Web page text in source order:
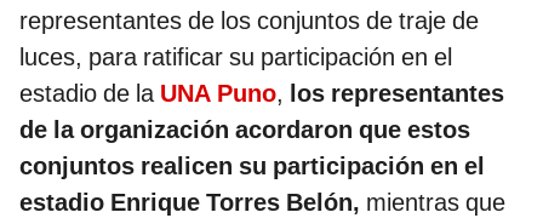
representantes de los conjuntos de traje de
luces, para ratificar su participación en el
estadio de la UNA Puno, los representantes
de la organización acordaron que estos
conjuntos realicen su participación en el
estadio Enrique Torres Belón, mientras que